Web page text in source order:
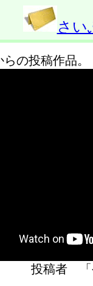
さい
の投稿作品
投稿者